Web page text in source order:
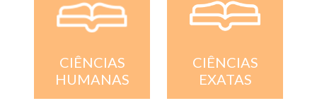
CIÊNCIAS
HUMANAS
CIÊNCIAS
EXATAS